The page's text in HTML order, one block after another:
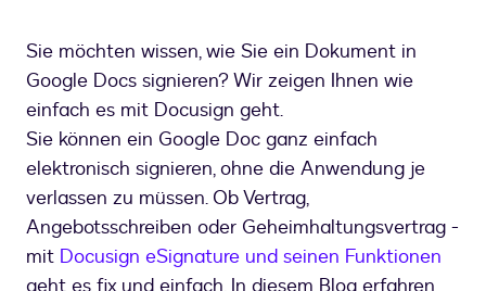
Sie möchten wissen, wie Sie ein Dokument in
Google Docs signieren? Wir zeigen Ihnen wie
einfach es mit Docusign geht.
Sie können ein Google Doc ganz einfach
elektronisch signieren, ohne die Anwendung je
verlassen zu müssen. Ob Vertrag,
Angebotsschreiben oder Geheimhaltungsvertrag -
mit Docusign eSignature und seinen Funktionen